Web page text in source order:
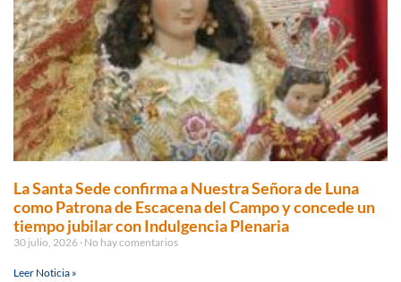
La Santa Sede confirma a Nuestra Señora de Luna
como Patrona de Escacena del Campo y concede un
tiempo jubilar con Indulgencia Plenaria
30 julio, 2026 No hay comentarios
Leer Noticia »